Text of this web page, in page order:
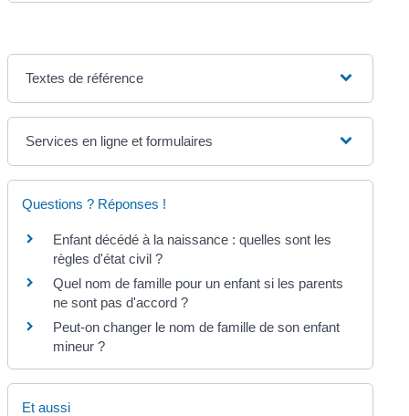
Textes de référence
Services en ligne et formulaires
Questions ? Réponses !
Enfant décédé à la naissance : quelles sont les
règles d'état civil ?
Quel nom de famille pour un enfant si les parents
ne sont pas d'accord ?
Peut-on changer le nom de famille de son enfant
mineur ?
Et aussi